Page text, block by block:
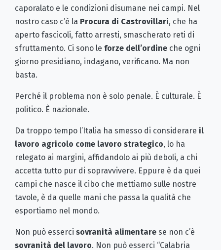
caporalato e le condizioni disumane nei campi. Nel
nostro caso c’è la Procura di Castrovillari, che ha
aperto fascicoli, fatto arresti, smascherato reti di
sfruttamento. Ci sono le forze dell’ordine che ogni
giorno presidiano, indagano, verificano. Ma non
basta.
Perché il problema non è solo penale. È culturale. È
politico. È nazionale.
Da troppo tempo l’Italia ha smesso di considerare il
lavoro agricolo come lavoro strategico, lo ha
relegato ai margini, affidandolo ai più deboli, a chi
accetta tutto pur di sopravvivere. Eppure è da quei
campi che nasce il cibo che mettiamo sulle nostre
tavole, è da quelle mani che passa la qualità che
esportiamo nel mondo.
Non può esserci sovranità alimentare se non c’è
sovranità del lavoro. Non può esserci “Calabria